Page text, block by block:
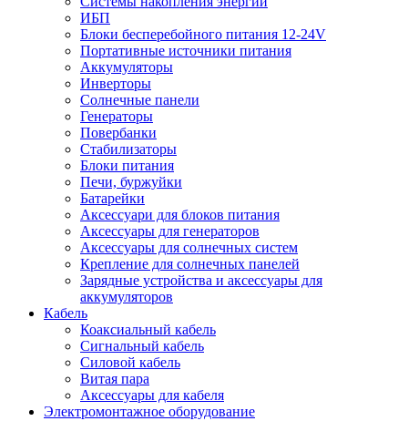
ИБП
Блоки бесперебойного питания 12-24V
Портативные источники питания
Аккумуляторы
Инверторы
Солнечные панели
Генераторы
Повербанки
Стабилизаторы
Блоки питания
Печи, буржуйки
Батарейки
Аксессуари для блоков питания
Аксессуары для генераторов
Аксессуары для солнечных систем
Крепление для солнечных панелей
Зарядные устройства и аксессуары для
аккумуляторов
Кабель
Коаксиальный кабель
Сигнальный кабель
Силовой кабель
Витая пара
Аксессуары для кабеля
Электромонтажное оборудование